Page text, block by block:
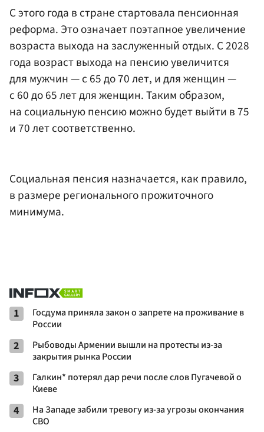
С этого года в стране стартовала пенсионная
реформа. Это означает поэтапное увеличение
возраста выхода на заслуженный отдых. С 2028
года возраст выхода на пенсию увеличится
для мужчин — с 65 до 70 лет, и для женщин —
с 60 до 65 лет для женщин. Таким образом,
на социальную пенсию можно будет выйти в 75
и 70 лет соответственно.
Социальная пенсия назначается, как правило,
в размере регионального прожиточного
минимума.
1
Госдума приняла закон о запрете на проживание в
России
2
Рыбоводы Армении вышли на протесты из-за
закрытия рынка России
3
Галкин* потерял дар речи после слов Пугачевой о
Киеве
4
На Западе забили тревогу из-за угрозы окончания
СВО